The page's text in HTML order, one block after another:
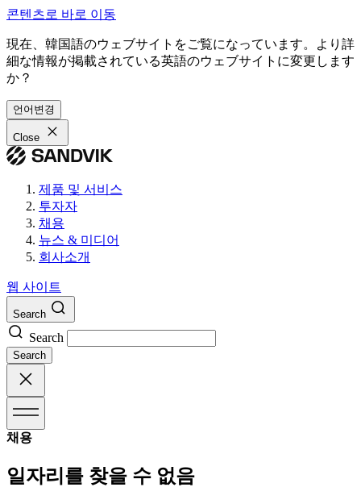
콘텐츠로 바로 이동
現在、韓国語のウェブサイトをご覧になっています。より詳
細な情報が掲載されている英語のウェブサイトに変更します
か？
언어변경
Close
제품 및 서비스
투자자
채용
뉴스 & 미디어
회사소개
웹 사이트
Search
Search
Search
채용
일자리를 찾을 수 없음